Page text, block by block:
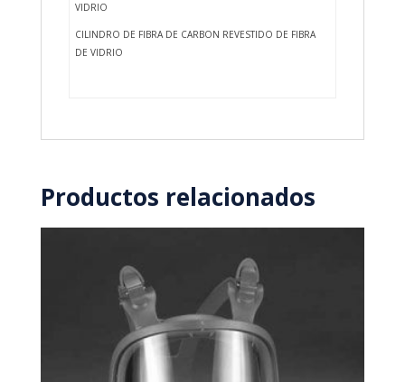
VIDRIO
CILINDRO DE FIBRA DE CARBON REVESTIDO DE FIBRA
DE VIDRIO
Productos relacionados